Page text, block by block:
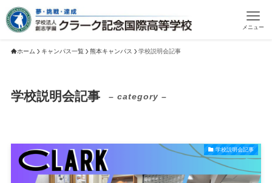
メニュー
ホーム キャンパス一覧 熊本キャンパス 学校説明会記事
学校説明会記事 – category –
学校説明会記事